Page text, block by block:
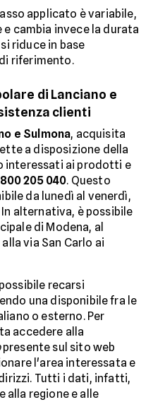
applicato è variabile,
cambia invece la durata
riduce in base
riferimento.
di Lanciano e
clienti
e Sulmona, acquisita
a disposizione della
interessati ai prodotti e
205 040. Questo
da lunedì al venerdì,
alternativa, è possibile
di Modena, al
via San Carlo ai
recarsi
una disponibile fra le
o esterno. Per
accedere alla
presente sul sito web
l'area interessata e
Tutti i dati, infatti,
alla regione e alle